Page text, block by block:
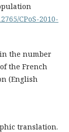
CPoS-2010-
the number
the French
(English
translation.